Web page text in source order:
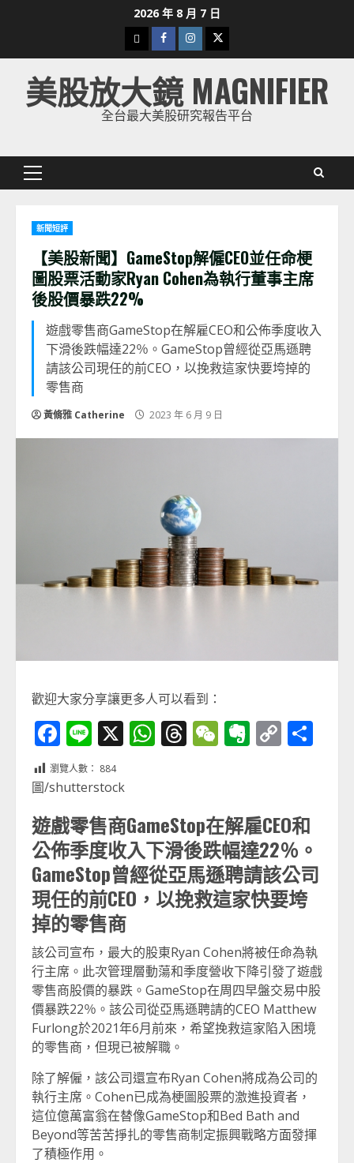
2026 年 8 月 7 日
下
載
美
股
Facebook
Instagram
Twitter
美股放大鏡 MAGNIFIER
全台最大美股研究報告平台
Primary
新聞短評
【美股新聞】GameStop解僱CEO並任命梗
圖股票活動家Ryan Cohen為執行董事主席
後股價暴跌22%
遊戲零售商GameStop在解雇CEO和公佈季度收入
下滑後跌幅達22％。GameStop曾經從亞馬遜聘
請該公司現任的前CEO，以挽救這家快要垮掉的
零售商
黃脩雅 Catherine 2023 年 6 月 9 日
歡迎大家分享讓更多人可以看到：
Facebook
Line
X WhatsApp
Threads
WeChat
Evernote
Copy
Link
瀏覽人數： 884
圖/shutterstock
遊戲零售商GameStop在解雇CEO和
公佈季度收入下滑後跌幅達22％。
GameStop曾經從亞馬遜聘請該公司
現任的前CEO，以挽救這家快要垮
掉的零售商
該公司宣布，最大的股東Ryan Cohen將被任命為執
行主席。此次管理層動蕩和季度營收下降引發了遊戲
零售商股價的暴跌。GameStop在周四早盤交易中股
價暴跌22％。該公司從亞馬遜聘請的CEO Matthew
Furlong於2021年6月前來，希望挽救這家陷入困境
的零售商，但現已被解職。
除了解僱，該公司還宣布Ryan Cohen將成為公司的
執行主席。Cohen已成為梗圖股票的激進投資者，
這位億萬富翁在替像GameStop和Bed Bath and
Beyond等苦苦掙扎的零售商制定振興戰略方面發揮
了積極作用。